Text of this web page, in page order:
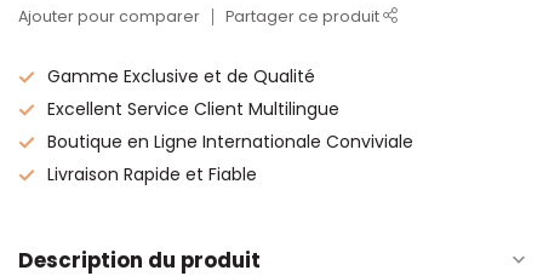
Ajouter pour comparer Partager ce produit
Gamme Exclusive et de Qualité
Excellent Service Client Multilingue
Boutique en Ligne Internationale Conviviale
Livraison Rapide et Fiable
Description du produit